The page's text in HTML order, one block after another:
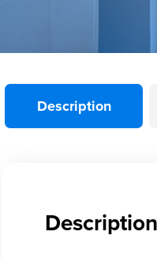
Description
Description